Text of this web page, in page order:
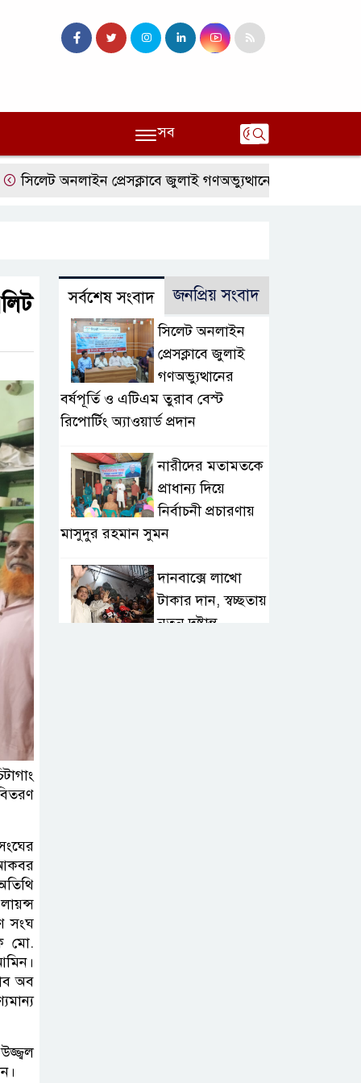
সব
অনলাইন প্রেসক্লাবে জুলাই গণঅভ্যুত্থানের বর্ষপূর্তি ও এটিএম
আকবর
সংঘ
মো.
অব
সর্বশেষ সংবাদ জনপ্রিয় সংবাদ
সিলেট অনলাইন
প্রেসক্লাবে জুলাই
গণঅভ্যুত্থানের
বর্ষপূর্তি ও এটিএম তুরাব বেস্ট
রিপোর্টিং অ্যাওয়ার্ড প্রদান
নারীদের মতামতকে
প্রাধান্য দিয়ে
নির্বাচনী প্রচারণায়
মাসুদুর রহমান সুমন
দানবাক্সে লাখো
টাকার দান, স্বচ্ছতায়
নতুন দৃষ্টান্ত